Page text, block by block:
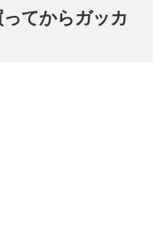
てからガッカ